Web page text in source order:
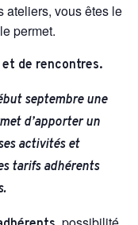
ateliers, vous êtes le
permet.
et de rencontres.
septembre une
d’apporter un
activités et
tarifs adhérents